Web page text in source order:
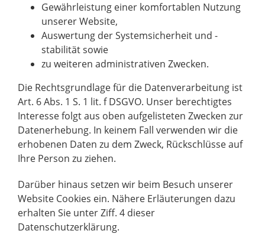
Gewährleistung einer komfortablen Nutzung
unserer Website,
Auswertung der Systemsicherheit und -
stabilität sowie
zu weiteren administrativen Zwecken.
Die Rechtsgrundlage für die Datenverarbeitung ist
Art. 6 Abs. 1 S. 1 lit. f DSGVO. Unser berechtigtes
Interesse folgt aus oben aufgelisteten Zwecken zur
Datenerhebung. In keinem Fall verwenden wir die
erhobenen Daten zu dem Zweck, Rückschlüsse auf
Ihre Person zu ziehen.
Darüber hinaus setzen wir beim Besuch unserer
Website Cookies ein. Nähere Erläuterungen dazu
erhalten Sie unter Ziff. 4 dieser
Datenschutzerklärung.